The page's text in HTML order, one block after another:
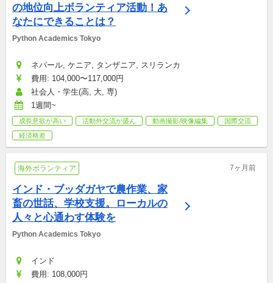
の地位向上ボランティア活動！あ
なたにできることは？
Python Academics Tokyo
ネパール, ケニア, タンザニア, スリランカ
費用: 104,000〜117,000円
社会人・学生(高, 大, 専)
1週間~
成長意欲が高い 活動外交流が盛ん 動画撮影/映像編集
国際交流
経済格差
海外ボランティア 7ヶ月前
インド・ブッダガヤで農作業、家
畜の世話、学校支援。ローカルの
人々と心通わす体験を
Python Academics Tokyo
インド
費用: 108,000円